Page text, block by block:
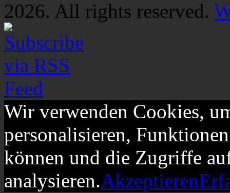
2026. All rights reserved.
Wir verwenden Cookies,
personalisieren,
können und die Zugriffe
analysieren.Akzeptieren